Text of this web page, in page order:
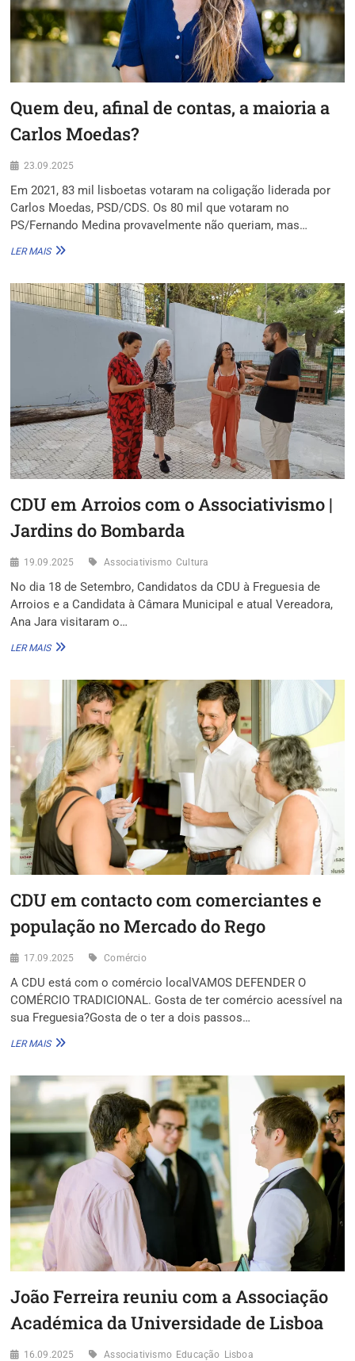
Quem deu, afinal de contas, a maioria a
Carlos Moedas?
23.09.2025
Em 2021, 83 mil lisboetas votaram na coligação liderada por
Carlos Moedas, PSD/CDS. Os 80 mil que votaram no
PS/Fernando Medina provavelmente não queriam, mas…
LER MAISQUEM
DE
CONTAS,
CDU em Arroios com o Associativismo |
Jardins do Bombarda
19.09.2025 Associativismo Cultura
No dia 18 de Setembro, Candidatos da CDU à Freguesia de
Arroios e a Candidata à Câmara Municipal e atual Vereadora,
Ana Jara visitaram o…
LER MAISCDU
ASSOCIATIVISMO
JARDINS
DO
BOMBARDA
CDU em contacto com comerciantes e
população no Mercado do Rego
17.09.2025 Comércio
A CDU está com o comércio localVAMOS DEFENDER O
COMÉRCIO TRADICIONAL. Gosta de ter comércio acessível na
sua Freguesia?Gosta de o ter a dois passos…
LER MAISCDU
COM
COMERCIANTES
POPULAÇÃO
NO
MERCADO
DO
REGO
João Ferreira reuniu com a Associação
Académica da Universidade de Lisboa
16.09.2025 Associativismo Educação Lisboa